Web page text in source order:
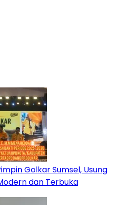
Golkar Sumsel, Usung
dan Terbuka